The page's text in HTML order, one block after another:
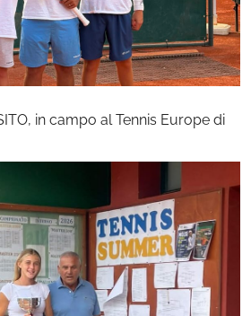
in campo al Tennis Europe di